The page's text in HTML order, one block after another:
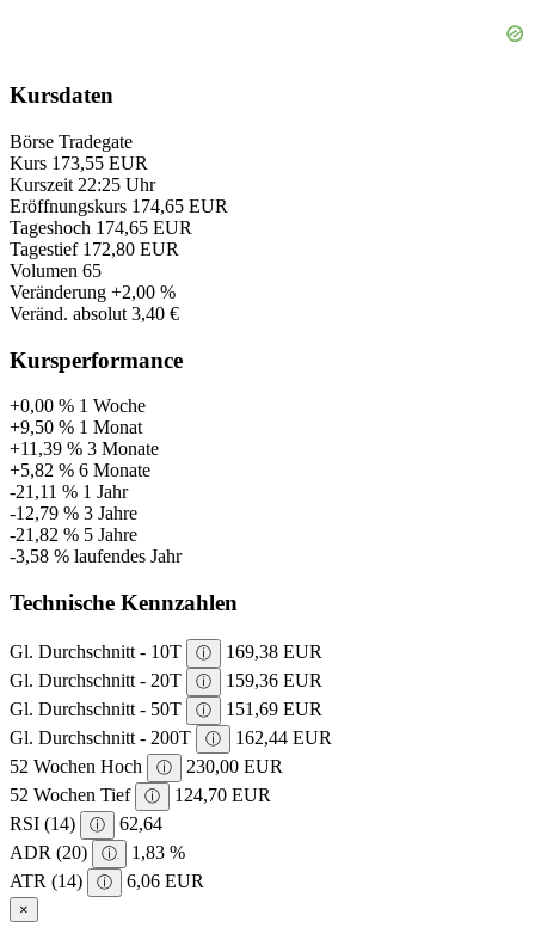
Kursdaten
Börse Tradegate
Kurs 173,55 EUR
Kurszeit 22:25 Uhr
Eröffnungskurs 174,65 EUR
Tageshoch 174,65 EUR
Tagestief 172,80 EUR
Volumen 65
Veränderung +2,00 %
Veränd. absolut 3,40 €
Kursperformance
+0,00 % 1 Woche
+9,50 % 1 Monat
+11,39 % 3 Monate
+5,82 % 6 Monate
-21,11 % 1 Jahr
-12,79 % 3 Jahre
-21,82 % 5 Jahre
-3,58 % laufendes Jahr
Technische Kennzahlen
Gl. Durchschnitt - 10T ⓘ
169,38 EUR
Gl. Durchschnitt - 20T
ⓘ
159,36 EUR
Gl. Durchschnitt - 50T
ⓘ
151,69 EUR
Gl. Durchschnitt - 200T
ⓘ
162,44 EUR
52 Wochen Hoch
ⓘ
230,00 EUR
52 Wochen Tief
ⓘ
124,70 EUR
RSI (14)
ⓘ
62,64
ADR (20)
ⓘ
1,83 %
ATR (14)
ⓘ 6,06 EUR
×